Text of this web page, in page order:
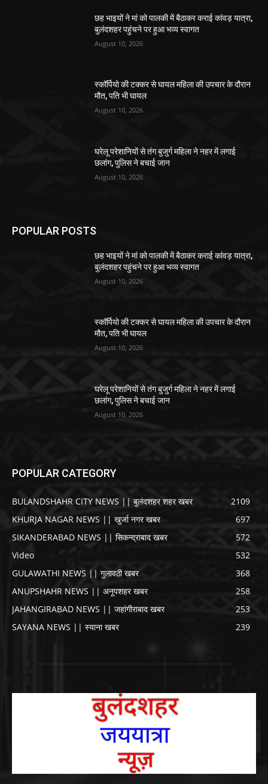
छह भाइयों ने मां को पालकी में बैठाकर कराई कांवड़ यात्रा,
बुलंदशहर पहुंचने पर हुआ भव्य स्वागत
August 10, 2026
स्कॉर्पियो की टक्कर से घायल महिला की उपचार के दौरान
मौत, पति भी घायल
August 10, 2026
घरेलू परेशानियों से तंग बुजुर्ग महिला ने नहर में लगाई
छलांग, पुलिस ने बचाई जान
August 10, 2026
POPULAR POSTS
छह भाइयों ने मां को पालकी में बैठाकर कराई कांवड़ यात्रा,
बुलंदशहर पहुंचने पर हुआ भव्य स्वागत
August 10, 2026
स्कॉर्पियो की टक्कर से घायल महिला की उपचार के दौरान
मौत, पति भी घायल
August 10, 2026
घरेलू परेशानियों से तंग बुजुर्ग महिला ने नहर में लगाई
छलांग, पुलिस ने बचाई जान
August 10, 2026
POPULAR CATEGORY
BULANDSHAHR CITY NEWS || बुलंदशहर शहर खबर
2109
KHURJA NAGAR NEWS || खुर्जा नगर खबर
697
SIKANDERABAD NEWS || सिकन्द्राबाद खबर
572
Video
532
GULAWATHI NEWS || गुलावठी खबर
368
ANUPSHAHR NEWS || अनूपशहर खबर
258
JAHANGIRABAD NEWS || जहांगीराबाद खबर
253
SAYANA NEWS || स्याना खबर
239